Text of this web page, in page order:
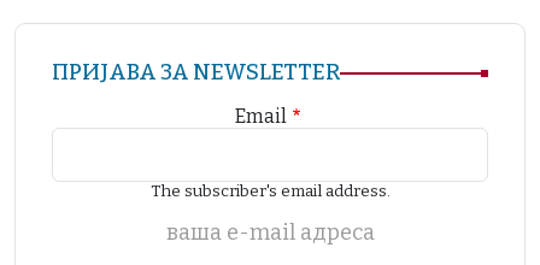
ПРИЈАВА ЗА NEWSLETTER
Email
The subscriber's email address.
ваша е-mail адреса